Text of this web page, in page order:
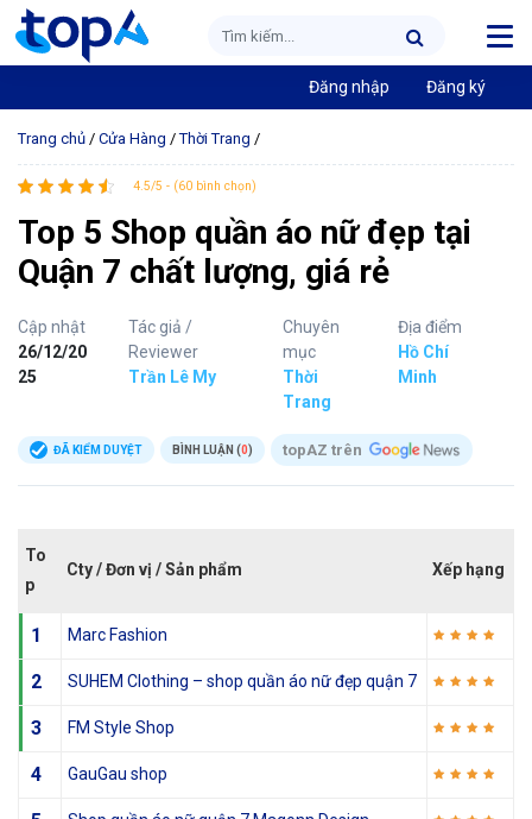
Đăng nhập Đăng ký
Trang chủ / Cửa Hàng /Thời Trang /
4.5/5 - (60 bình chọn)
Top 5 Shop quần áo nữ đẹp tại
Quận 7 chất lượng, giá rẻ
Cập nhật
26/12/20
25
Tác giả /
Reviewer
Trần Lê My
Chuyên
mục
Thời
Trang
Địa điểm
Hồ Chí
Minh
ĐÃ KIỂM DUYỆT BÌNH LUẬN (0) topAZ trên
To
p
Cty / Đơn vị / Sản phẩm Xếp hạng
1 Marc Fashion
2 SUHEM Clothing – shop quần áo nữ đẹp quận 7
3 FM Style Shop
4 GauGau shop